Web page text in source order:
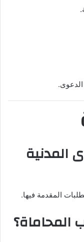
المدنية
المقدمة فيها.